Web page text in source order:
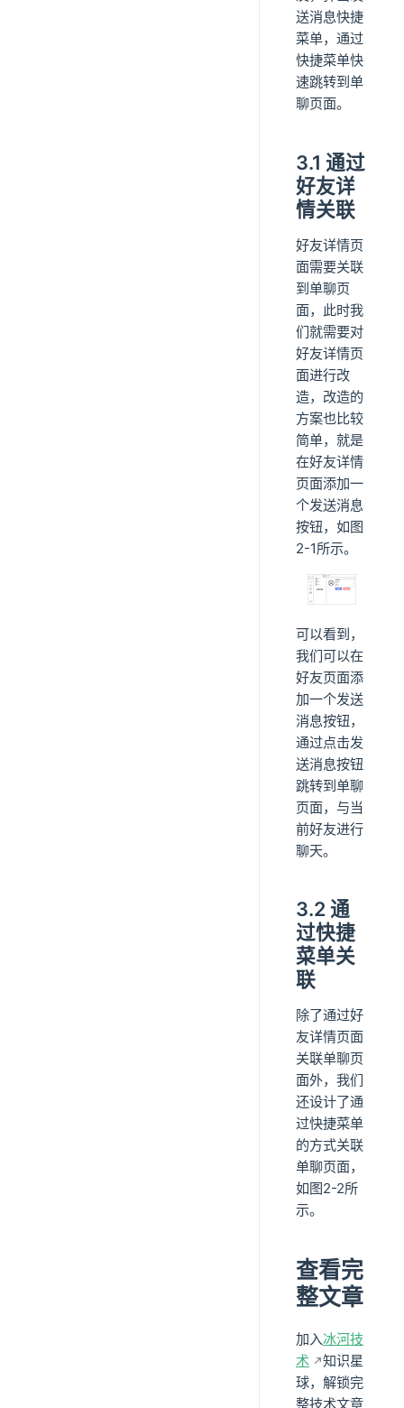
送消息快捷
菜单，通过
快捷菜单快
速跳转到单
聊页面。
3.1 通过
好友详
情关联
好友详情页
面需要关联
到单聊页
面，此时我
们就需要对
好友详情页
面进行改
造，改造的
方案也比较
简单，就是
在好友详情
页面添加一
个发送消息
按钮，如图
2-1所示。
可以看到，
我们可以在
好友页面添
加一个发送
消息按钮，
通过点击发
送消息按钮
跳转到单聊
页面，与当
前好友进行
聊天。
3.2 通
过快捷
菜单关
联
除了通过好
友详情页面
关联单聊页
面外，我们
还设计了通
过快捷菜单
的方式关联
单聊页面，
如图2-2所
示。
查看完
整文章
加入冰河技
术
知识星
球，解锁完
整技术文章